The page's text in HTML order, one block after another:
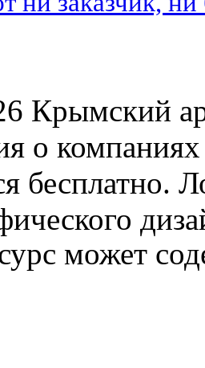
Крымский
о компаниях
бесплатно.
может